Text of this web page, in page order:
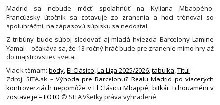
Madrid sa nebude môcť spoľahnúť na Kyliana Mbappého.
Francúzsky útočník sa zotavuje zo zranenia a hoci trénoval so
spoluhráčmi, na zápasovú súpisku sa nedostal.
Z tribúny bude súboj sledovať aj mladá hviezda Barcelony Lamine
Yamal – očakáva sa, že 18-ročný hráč bude pre zranenie mimo hry až
do majstrovstiev sveta.
Viac k témam: body,El Clásico,La Liga 2025/2026,tabuľka,Titul
Zdroj: SITA.sk –Výhoda pre Barcelonu? Realu Madrid po viacerých
kontroverziách nepomôže v El Clásicu Mbappé, bitkár Tchouaméni v
zostave je – FOTO © SITA Všetky práva vyhradené.